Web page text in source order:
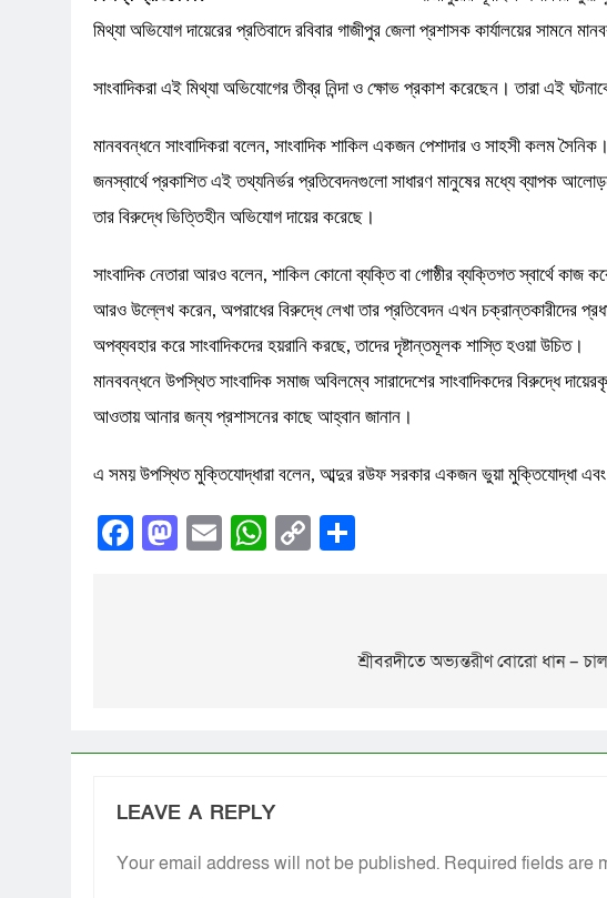
মিথ্যা অভিযোগ দায়েরের প্রতিবাদে রবিবার গাজীপুর জেলা প্রশাসক কার্যালয়ের সামনে
সাংবাদিকরা এই মিথ্যা অভিযোগের তীব্র নিন্দা ও ক্ষোভ প্রকাশ করেছেন। তারা এই
মানববন্ধনে সাংবাদিকরা বলেন, সাংবাদিক শাকিল একজন পেশাদার ও সাহসী কলম
জনস্বার্থে প্রকাশিত এই তথ্যনির্ভর প্রতিবেদনগুলো সাধারণ মানুষের মধ্যে ব্যাপক
তার বিরুদ্ধে ভিত্তিহীন অভিযোগ দায়ের করেছে।
সাংবাদিক নেতারা আরও বলেন, শাকিল কোনো ব্যক্তি বা গোষ্ঠীর ব্যক্তিগত স্বার্থে
আরও উল্লেখ করেন, অপরাধের বিরুদ্ধে লেখা তার প্রতিবেদন এখন চক্রান্তকারীদের
অপব্যবহার করে সাংবাদিকদের হয়রানি করছে, তাদের দৃষ্টান্তমূলক শাস্তি হওয়া উচিত।
মানববন্ধনে উপস্থিত সাংবাদিক সমাজ অবিলম্বে সারাদেশের সাংবাদিকদের বিরুদ্ধে
আওতায় আনার জন্য প্রশাসনের কাছে আহ্বান জানান।
এ সময় উপস্থিত মুক্তিযোদ্ধারা বলেন, আব্দুর রউফ সরকার একজন ভুয়া মুক্তিযোদ্ধা
Facebook
Mastodon
EmailWhatsApp
Copy
শ্রীবরদীতে অভ্যন্তরীণ বোরো ধান –
LEAVE A REPLY
Your email address will not be published. Required fields are